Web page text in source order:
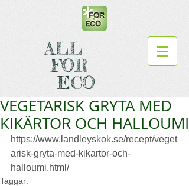
ALL
FOR
ECO
VEGETARISK GRYTA MED
KIKÄRTOR OCH HALLOUMI
https://www.landleyskok.se/recept/veget
arisk-gryta-med-kikartor-och-
halloumi.html/
Taggar: